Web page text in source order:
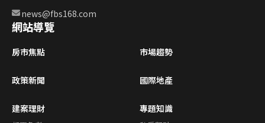
news@fbs168.com
網站導覽
房市焦點 市場趨勢
政策新聞 國際地產
建案理財 專題知識